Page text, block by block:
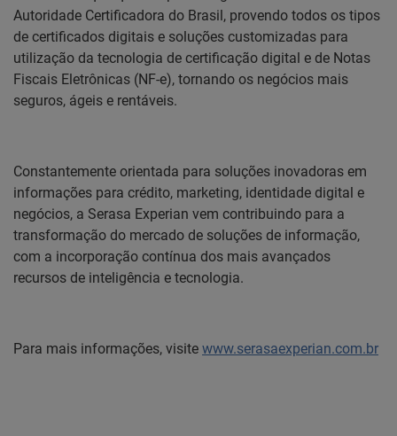
Autoridade Certificadora do Brasil, provendo todos os tipos
de certificados digitais e soluções customizadas para
utilização da tecnologia de certificação digital e de Notas
Fiscais Eletrônicas (NF-e), tornando os negócios mais
seguros, ágeis e rentáveis.
Constantemente orientada para soluções inovadoras em
informações para crédito, marketing, identidade digital e
negócios, a Serasa Experian vem contribuindo para a
transformação do mercado de soluções de informação,
com a incorporação contínua dos mais avançados
recursos de inteligência e tecnologia.
Para mais informações, visite www.serasaexperian.com.br